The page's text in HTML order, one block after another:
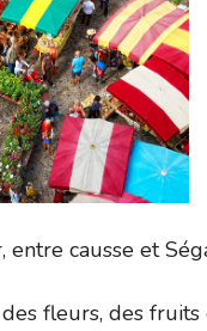
causse et
fleurs, des